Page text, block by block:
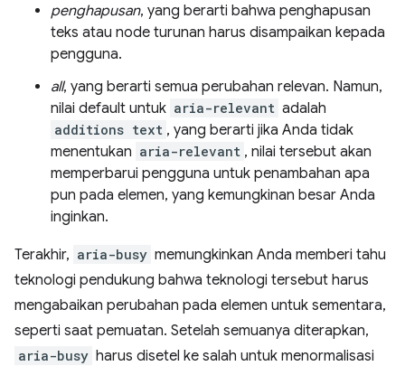
penghapusan, yang berarti bahwa penghapusan
teks atau node turunan harus disampaikan kepada
pengguna.
all, yang berarti semua perubahan relevan. Namun,
nilai default untuk aria-relevant adalah
additions text , yang berarti jika Anda tidak
menentukan aria-relevant , nilai tersebut akan
memperbarui pengguna untuk penambahan apa
pun pada elemen, yang kemungkinan besar Anda
inginkan.
Terakhir, aria-busy memungkinkan Anda memberi tahu
teknologi pendukung bahwa teknologi tersebut harus
mengabaikan perubahan pada elemen untuk sementara,
seperti saat pemuatan. Setelah semuanya diterapkan,
aria-busy harus disetel ke salah untuk menormalisasi